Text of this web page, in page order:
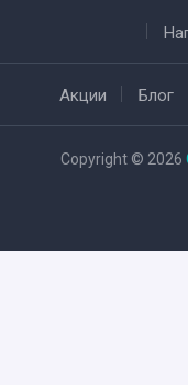
Акции Блог
Copyright © 2026